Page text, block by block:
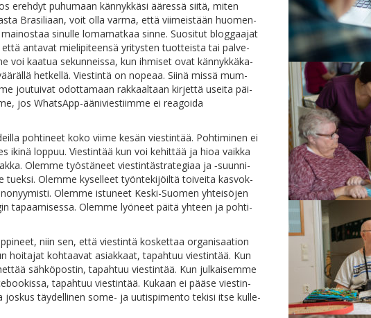
ereh­dyt pu­hu­maan kän­nyk­kä­si ää­res­sä sii­tä, mi­ten
Bra­si­li­aan, voit ol­la var­ma, et­tä vii­meis­tään huo­men­
si­nul­le lo­ma­mat­kaa sin­ne. Suo­si­tut blog­gaa­jat
an­ta­vat mie­li­pi­teen­sä yri­tys­ten tuot­teis­ta tai pal­ve­
voi kaa­tua se­kun­neis­sa, kun ih­mi­set ovat kän­nyk­kä­ka­
het­kel­lä. Vies­tin­tä on no­pe­aa. Sii­nä mis­sä mum­
jou­tui­vat odot­ta­maan rak­kaal­taan kir­jet­tä usei­ta päi­
jos What­sApp-ää­ni­vies­tiim­me ei rea­goi­da
poh­ti­neet ko­ko vii­me ke­sän vies­tin­tää. Poh­ti­mi­nen ei
iki­nä lop­puu. Vies­tin­tää kun voi ke­hit­tää ja hioa vaik­ka
Olem­me työs­tä­neet vies­tin­tä­stra­te­gi­aa ja ‑suun­ni­
tuek­si. Olem­me ky­sel­leet työn­te­ki­jöil­tä toi­vei­ta kas­vok­
Olem­me is­tu­neet Kes­ki-Suo­men yh­tei­sö­jen
ta­paa­mi­ses­sa. Olem­me lyö­neet päi­tä yh­teen ja poh­ti­
niin sen, et­tä vies­tin­tä kos­ket­taa or­ga­ni­saa­tion
hoi­ta­jat koh­taa­vat asiak­kaat, ta­pah­tuu vies­tin­tää. Kun
säh­kö­pos­tin, ta­pah­tuu vies­tin­tää. Kun jul­kai­sem­me
ta­pah­tuu vies­tin­tää. Ku­kaan ei pää­se vies­tin­
jos­kus täy­del­li­nen so­me- ja uu­tis­pi­men­to te­ki­si it­se kul­le­